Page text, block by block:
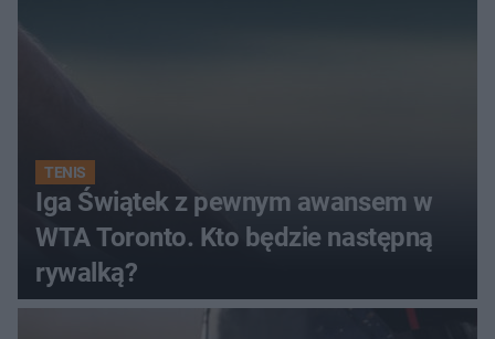
TENIS
Iga Świątek z pewnym awansem w
WTA Toronto. Kto będzie następną
rywalką?